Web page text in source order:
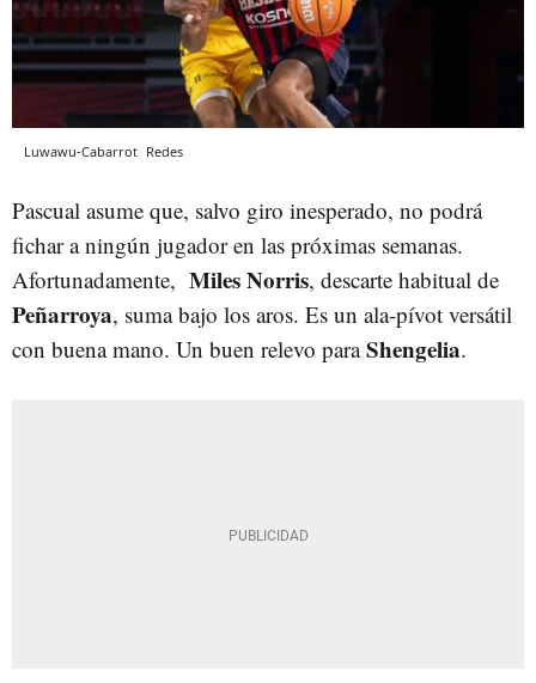
Luwawu-Cabarrot Redes
Pascual asume que, salvo giro inesperado, no podrá
fichar a ningún jugador en las próximas semanas.
Afortunadamente, Miles Norris, descarte habitual de
Peñarroya, suma bajo los aros. Es un ala-pívot versátil
con buena mano. Un buen relevo paraShengelia.